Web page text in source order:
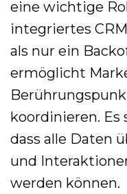
eine wichtige
integriertes
als nur ein
ermöglicht
koordinieren.
dass alle Daten
und
werden können.